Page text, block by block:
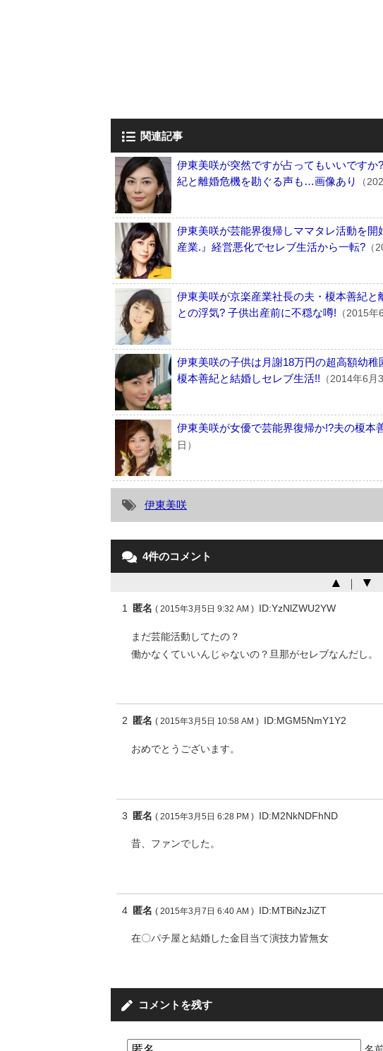
関連記事
伊東美咲が突然ですが占ってもいいです
紀と離婚危機を勘ぐる声も…画像あり
（
伊東美咲が芸能界復帰しママタレ活動を
産業.』経営悪化でセレブ生活から一転? （
伊東美咲が京楽産業社長の夫・榎本善紀
との浮気? 子供出産前に不穏な噂! （2015年
伊東美咲の子供は月謝18万円の超高額幼
榎本善紀と結婚しセレブ生活!! （2014年6月3
伊東美咲が女優で芸能界復帰か!?夫の榎本
日）
伊東美咲
4件のコメント
▲ ｜ ▼
1 匿名 ( 2015年3月5日 9:32 AM ) ID:YzNlZWU2YW
まだ芸能活動してたの？
働かなくていいんじゃないの？旦那がセレブなんだし。
2 匿名 ( 2015年3月5日 10:58 AM ) ID:MGM5NmY1Y2
おめでとうございます。
3 匿名 ( 2015年3月5日 6:28 PM ) ID:M2NkNDFhND
昔、ファンでした。
4 匿名 ( 2015年3月7日 6:40 AM ) ID:MTBiNzJiZT
在〇パチ屋と結婚した金目当て演技力皆無女
コメントを残す